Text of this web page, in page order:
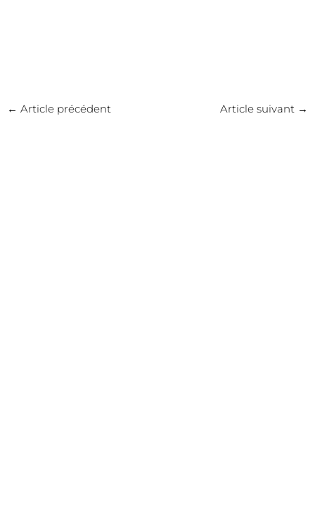
← Article précédent Article suivant →